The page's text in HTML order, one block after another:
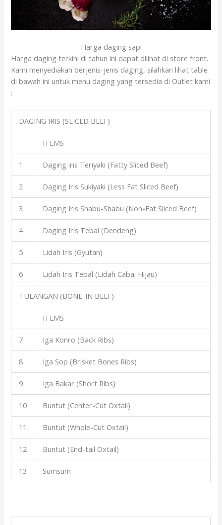
Harga daging sapi
Harga daging terkini di tahun ini dapat dilihat di store front.
Kami menyediakan berjenis-jenis daging, silahkan lihat table
di bawah ini untuk menu daging yang tersedia di Outlet kami
:
DAGING IRIS (SLICED BEEF)
ITEMS
1 Daging iris Teriyaki (Fatty Sliced Beef)
2 Daging Iris Sukiyaki (Less Fat Sliced Beef)
3 Daging Iris Shabu-Shabu (Non-Fat Sliced Beef)
4 Daging Iris Tebal (Dendeng)
5 Lidah Iris (Gyutan)
6 Lidah Iris Tebal (Lidah Cabai Hijau)
TULANGAN (BONE-IN BEEF)
ITEMS
7 Iga Konro (Back Ribs)
8 Iga Sop (Brisket Bones Ribs)
9 Iga Bakar (Short Ribs)
10 Buntut (Center-Cut Oxtail)
11 Buntut (Whole-Cut Oxtail)
12 Buntut (End-tail Oxtail)
13 Sumsum